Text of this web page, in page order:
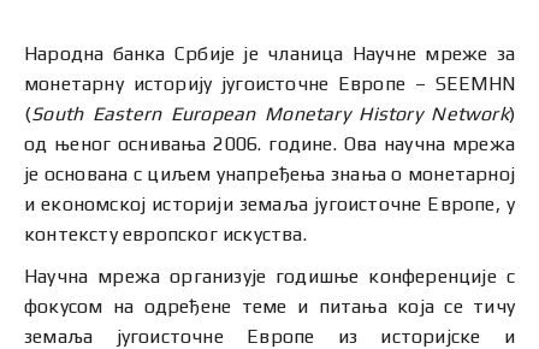
Народна банка Србије је чланица Научне мреже за
монетарну историју југоисточне Европе – SEEMHN
(South Eastern European Monetary History Network)
од њеног оснивања 2006. године. Ова научна мрежа
је основана с циљем унапређења знања о монетарној
и економској историји земаља југоисточне Европе, у
контексту европског искуства.
Научна мрежа организује годишње конференције с
фокусом на одређене теме и питања која се тичу
земаља југоисточне Европе из историјске и